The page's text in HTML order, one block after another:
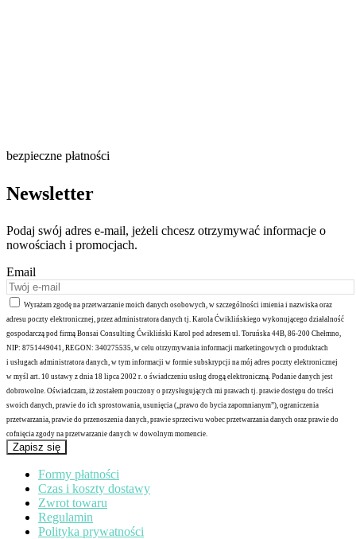
bezpieczne płatności
Newsletter
Podaj swój adres e-mail, jeżeli chcesz otrzymywać informacje o
nowościach i promocjach.
Email
Wyrażam zgodę na przetwarzanie moich danych osobowych, w szczególności imienia i nazwiska oraz
adresu poczty elektronicznej, przez administratora danych tj. Karola Ćwiklińskiego wykonującego działalność
gospodarczą pod firmą Bonsai Consulting Ćwikliński Karol pod adresem ul. Toruńska 44B, 86-200 Chełmno,
NIP: 8751449041, REGON: 340275535, w celu otrzymywania informacji marketingowych o produktach
i usługach administratora danych, w tym informacji w formie subskrypcji na mój adres poczty elektronicznej
w myśl art. 10 ustawy z dnia 18 lipca 2002 r. o świadczeniu usług drogą elektroniczną. Podanie danych jest
dobrowolne. Oświadczam, iż zostałem pouczony o przysługujących mi prawach tj. prawie dostępu do treści
swoich danych, prawie do ich sprostowania, usunięcia („prawo do bycia zapomnianym”), ograniczenia
przetwarzania, prawie do przenoszenia danych, prawie sprzeciwu wobec przetwarzania danych oraz prawie do
cofnięcia zgody na przetwarzanie danych w dowolnym momencie.
Zapisz się
Formy płatności
Czas i koszty dostawy
Zwrot towaru
Regulamin
Polityka prywatności